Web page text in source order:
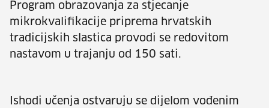
Program obrazovanja za stjecanje
mikrokvalifikacije priprema hrvatskih
tradicijskih slastica provodi se redovitom
nastavom u trajanju od 150 sati.
Ishodi učenja ostvaruju se dijelom vođenim